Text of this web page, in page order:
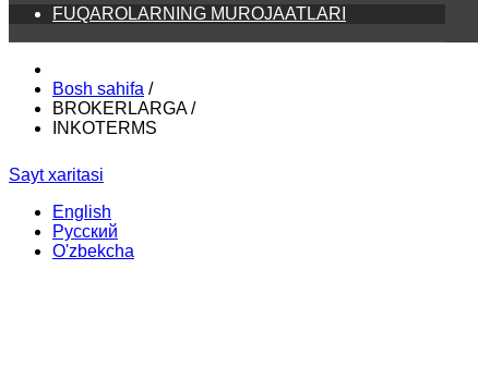
FUQAROLARNING MUROJAATLARI
Bosh sahifa /
BROKERLARGA/
INKOTERMS
Sayt xaritasi
English
Русский
O'zbekcha